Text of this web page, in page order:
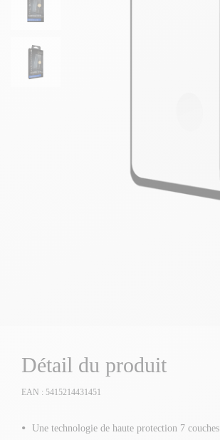
Détail du produit
EAN : 5415214431451
Une technologie de haute protection 7 couches